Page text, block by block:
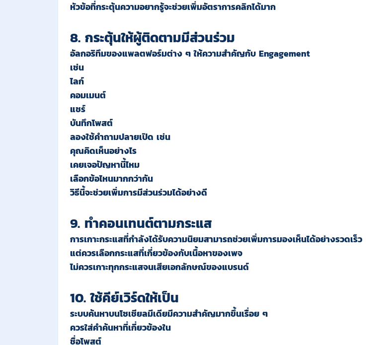
หัวข้อที่กระตุ้นความอยากรู้จะช่วยเพิ่มอัตราการคลิกได้มาก
8. กระตุ้นให้ผู้ติดตามมีส่วนร่วม
อัลกอริทึมของแพลตฟอร์มต่าง ๆ ให้ความสำคัญกับ Engagement
เช่น
ไลก์
คอมเมนต์
แชร์
บันทึกโพสต์
ลองใช้คำถามปลายเปิด เช่น
คุณคิดเห็นอย่างไร
เคยเจอปัญหานี้ไหม
เลือกข้อไหนมากกว่ากัน
วิธีนี้จะช่วยเพิ่มการมีส่วนร่วมได้อย่างดี
9. ทำคอนเทนต์ตามกระแส
การเกาะกระแสที่กำลังได้รับความนิยมสามารถช่วยเพิ่มการมองเห็นได้อย่างรวดเร็ว
แต่ควรเลือกกระแสที่เกี่ยวข้องกับเนื้อหาของเพจ
ไม่ควรเกาะทุกกระแสจนเสียเอกลักษณ์ของแบรนด์
10. ใช้คีย์เวิร์ดให้เป็น
ระบบค้นหาบนโซเชียลมีเดียมีความสำคัญมากขึ้นเรื่อย ๆ
ควรใส่คำค้นหาที่เกี่ยวข้องใน
ชื่อโพสต์